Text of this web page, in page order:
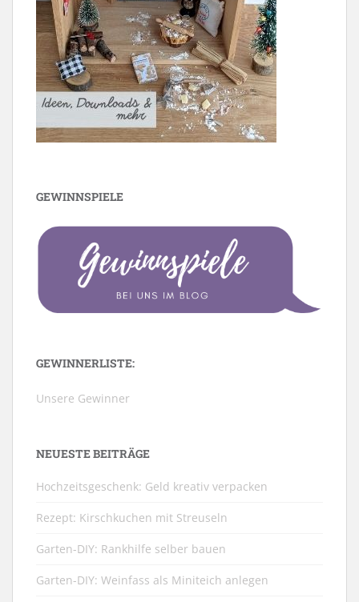
GEWINNSPIELE
GEWINNERLISTE:
Unsere Gewinner
NEUESTE BEITRÄGE
Hochzeitsgeschenk: Geld kreativ verpacken
Rezept: Kirschkuchen mit Streuseln
Garten-DIY: Rankhilfe selber bauen
Garten-DIY: Weinfass als Miniteich anlegen